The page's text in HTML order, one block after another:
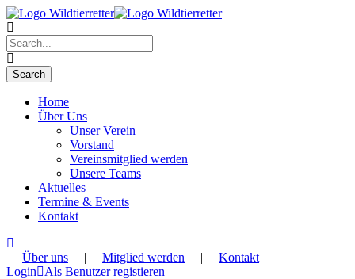
Home
Über Uns
Unser Verein
Vorstand
Vereinsmitglied werden
Unsere Teams
Aktuelles
Termine & Events
Kontakt
Über uns | Mitglied werden |
Kontakt
Login
Als Benutzer registieren